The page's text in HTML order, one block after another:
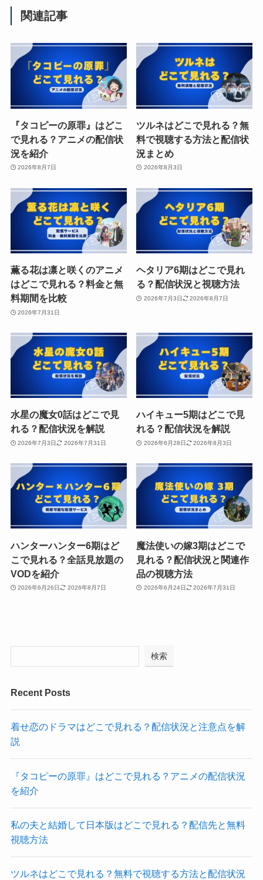
関連記事
『タコピーの原罪』はどこ
で見れる？アニメの配信状
況を紹介
2026年8月7日
ツルネはどこで見れる？無
料で視聴する方法と配信状
況まとめ
2026年8月3日
薫る花は凛と咲くのアニメ
はどこで見れる？料金と無
料期間を比較
2026年7月31日
ヘタリア6期はどこで見れ
る？配信状況と視聴方法
2026年7月3日 2026年8月7日
水星の魔女0話はどこで見
れる？配信状況を解説
2026年7月3日 2026年7月31日
ハイキュー5期はどこで見
れる？配信状況を解説
2026年6月28日 2026年8月3日
ハンターハンター6期はど
こで見れる？全話見放題の
VODを紹介
2026年6月26日 2026年8月7日
魔法使いの嫁3期はどこで
見れる？配信状況と関連作
品の視聴方法
2026年6月24日 2026年7月31日
検索
Recent Posts
着せ恋のドラマはどこで見れる？配信状況と注意点を解
説
『タコピーの原罪』はどこで見れる？アニメの配信状況
を紹介
私の夫と結婚して日本版はどこで見れる？配信先と無料
視聴方法
ツルネはどこで見れる？無料で視聴する方法と配信状況